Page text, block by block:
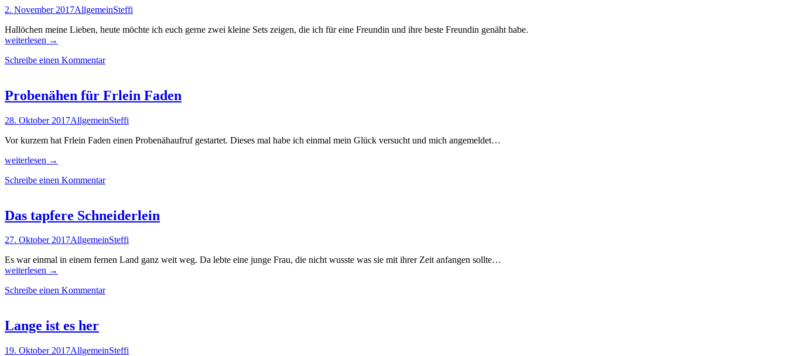
2. November 2017AllgemeinSteffi
Hallöchen meine Lieben, heute möchte ich euch gerne zwei kleine Sets zeigen, die ich für eine Freundin und ihre beste Freundin genäht habe.
Eisbärchen
weiterlesen →
Schreibe einen Kommentar
Probenähen für Frlein Faden
28. Oktober 2017AllgemeinSteffi
Vor kurzem hat Frlein Faden einen Probenähaufruf gestartet. Dieses mal habe ich einmal mein Glück versucht und mich angemeldet…
Probenähen
Frlein
weiterlesen →
Schreibe einen Kommentar
Das tapfere Schneiderlein
27. Oktober 2017AllgemeinSteffi
Es war einmal in einem fernen Land ganz weit weg. Da lebte eine junge Frau, die nicht wusste was sie mit ihrer Zeit anfangen sollte…
Das
Schneiderlein
weiterlesen →
Schreibe einen Kommentar
Lange ist es her
19. Oktober 2017AllgemeinSteffi